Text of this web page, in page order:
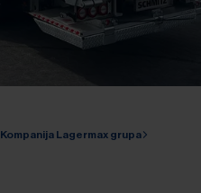
Kompanija Lagermax grupa